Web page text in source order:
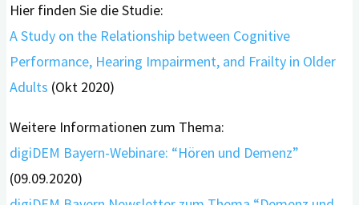
Hier finden Sie die Studie:
A Study on the Relationship between Cognitive
Performance, Hearing Impairment, and Frailty in Older
Adults (Okt 2020)
Weitere Informationen zum Thema:
digiDEM Bayern-Webinare: “Hören und Demenz”
(09.09.2020)